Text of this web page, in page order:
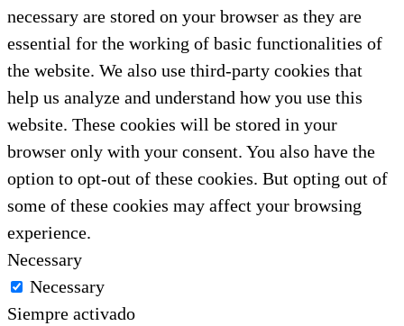
necessary are stored on your browser as they are
essential for the working of basic functionalities of
the website. We also use third-party cookies that
help us analyze and understand how you use this
website. These cookies will be stored in your
browser only with your consent. You also have the
option to opt-out of these cookies. But opting out of
some of these cookies may affect your browsing
experience.
Necessary
Necessary
Siempre activado